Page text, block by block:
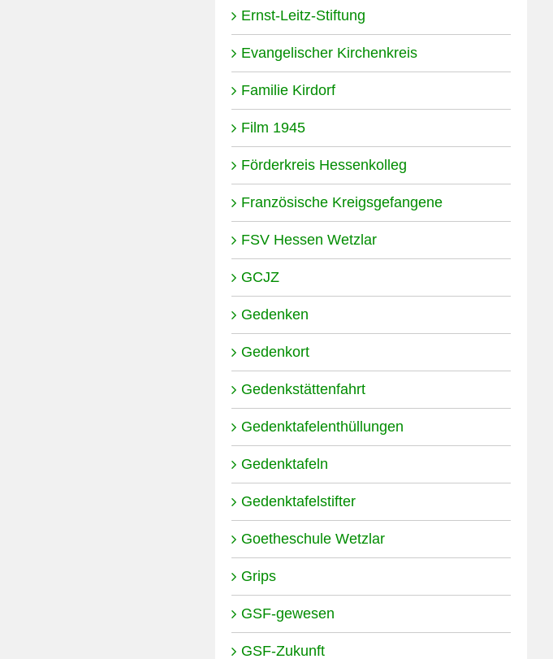
Ernst-Leitz-Stiftung
Evangelischer Kirchenkreis
Familie Kirdorf
Film 1945
Förderkreis Hessenkolleg
Französische Kreigsgefangene
FSV Hessen Wetzlar
GCJZ
Gedenken
Gedenkort
Gedenkstättenfahrt
Gedenktafelenthüllungen
Gedenktafeln
Gedenktafelstifter
Goetheschule Wetzlar
Grips
GSF-gewesen
GSF-Zukunft